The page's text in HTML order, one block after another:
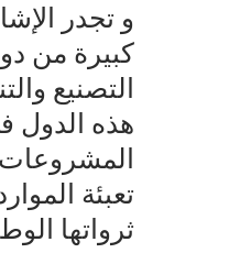
و تجدر
كبيرة من
التصنيع
هذه الدول
المشروعات
تعبئة
ثرواتها